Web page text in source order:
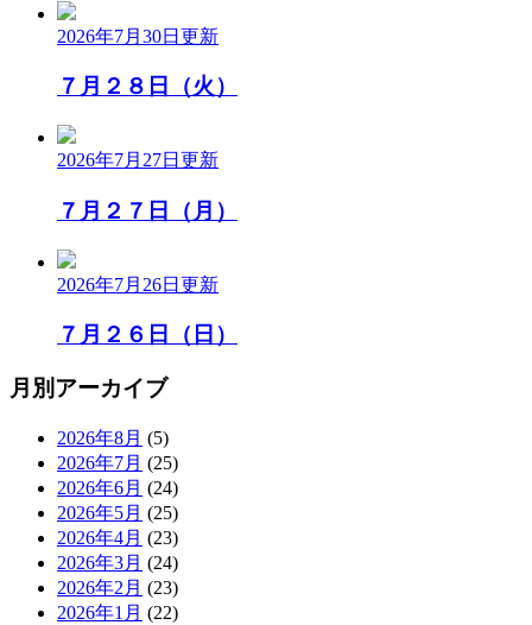
2026年7月30日 更新
７月２８日（火）
2026年7月27日 更新
７月２７日（月）
2026年7月26日 更新
７月２６日（日）
月別アーカイブ
2026年8月 (5)
2026年7月 (25)
2026年6月 (24)
2026年5月 (25)
2026年4月 (23)
2026年3月 (24)
2026年2月 (23)
2026年1月 (22)